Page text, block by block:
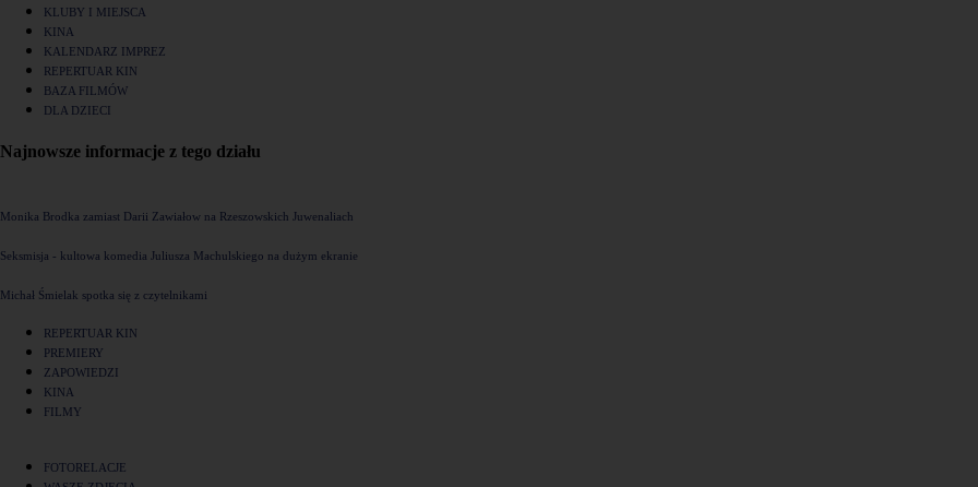
KLUBY I MIEJSCA
KINA
KALENDARZ IMPREZ
REPERTUAR KIN
BAZA FILMÓW
DLA DZIECI
Najnowsze informacje z tego działu
Monika Brodka zamiast Darii Zawiałow na Rzeszowskich Juwenaliach
Seksmisja - kultowa komedia Juliusza Machulskiego na dużym ekranie
Michał Śmielak spotka się z czytelnikami
REPERTUAR KIN
PREMIERY
ZAPOWIEDZI
KINA
FILMY
FOTORELACJE